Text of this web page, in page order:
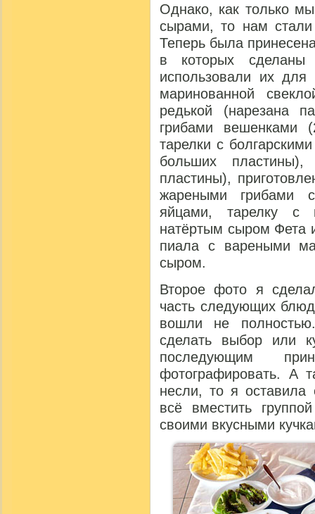
Однако, как только
сырами, то нам
Теперь была
в которых сделаны
использовали их для
маринованной
редькой (нарезана
грибами вешенками
тарелки с
больших
пластины),
жареными
яйцами, тарелку с
натёртым сыром Фета
пиала с вареными
сыром.
Второе фото я
часть следующих
вошли не
сделать выбор или
последующим
фотографировать. А
несли, то я оставила
всё вместить
своими вкусными